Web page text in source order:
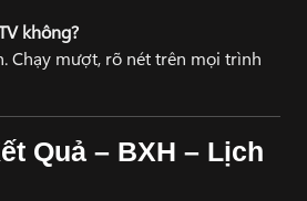
không?
Chạy mượt, rõ nét trên mọi trình
Quả – BXH – Lịch